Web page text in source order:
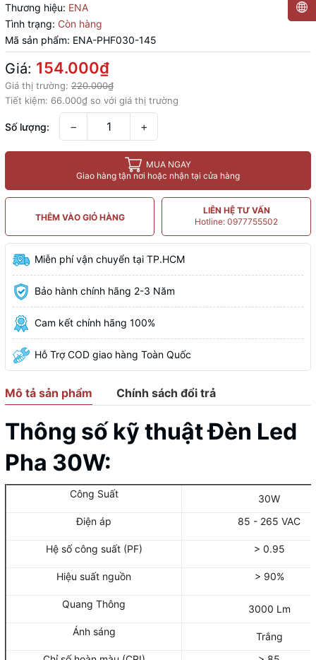
Thương hiệu: ENA
Tình trạng: Còn hàng
Mã sản phẩm: ENA-PHF030-145
Giá: 154.000₫
Giá thị trường: 220.000₫
Tiết kiệm: 66.000₫ so với giá thị trường
Số lượng: − +
MUA NGAY
Giao hàng tận nơi hoặc nhận tại cửa hàng
THÊM VÀO GIỎ HÀNG
LIÊN HỆ TƯ VẤN
Hotline: 0977755502
Miễn phí vận chuyển tại TP.HCM
Bảo hành chính hãng 2-3 Năm
Cam kết chính hãng 100%
Hỗ Trợ COD giao hàng Toàn Quốc
Mô tả sản phẩm Chính sách đổi trả
Thông số kỹ thuật Đèn Led
Pha 30W:
Công Suất
30W
Điện áp
85 - 265 VAC
Hệ số công suất (PF) > 0.95
Hiệu suất nguồn > 90%
Quang Thông
3000 Lm
Ánh sáng
Trắng